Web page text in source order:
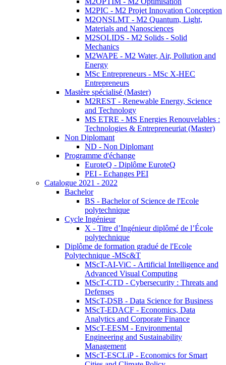
M2PIC - M2 Projet Innovation Conception
M2QNSLMT - M2 Quantum, Light,
Materials and Nanosciences
M2SOLIDS - M2 Solids - Solid
Mechanics
M2WAPE - M2 Water, Air, Pollution and
Energy
MSc Entrepreneurs - MSc X-HEC
Entrepreneurs
Mastère spécialisé (Master)
M2REST - Renewable Energy, Science
and Technology
MS ETRE - MS Energies Renouvelables :
Technologies & Entrepreneuriat (Master)
Non Diplomant
ND - Non Diplomant
Programme d'échange
EuroteQ - Diplôme EuroteQ
PEI - Echanges PEI
Catalogue 2021 - 2022
Bachelor
BS - Bachelor of Science de l'Ecole
polytechnique
Cycle Ingénieur
X - Titre d’Ingénieur diplômé de l’École
polytechnique
Diplôme de formation gradué de l'Ecole
Polytechnique -MSc&T
MScT-AI-ViC - Artificial Intelligence and
Advanced Visual Computing
MScT-CTD - Cybersecurity : Threats and
Defenses
MScT-DSB - Data Science for Business
MScT-EDACF - Economics, Data
Analytics and Corporate Finance
MScT-EESM - Environmental
Engineering and Sustainability
Management
MScT-ESCLiP - Economics for Smart